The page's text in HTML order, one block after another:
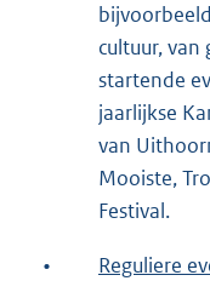
cultuur,
startende
jaarlijkse
van
Mooiste,
Festival.
• Reguliere